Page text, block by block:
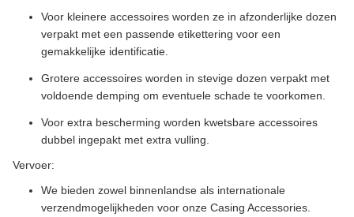
Voor kleinere accessoires worden ze in afzonderlijke dozen
verpakt met een passende etikettering voor een
gemakkelijke identificatie.
Grotere accessoires worden in stevige dozen verpakt met
voldoende demping om eventuele schade te voorkomen.
Voor extra bescherming worden kwetsbare accessoires
dubbel ingepakt met extra vulling.
Vervoer:
We bieden zowel binnenlandse als internationale
verzendmogelijkheden voor onze Casing Accessories.